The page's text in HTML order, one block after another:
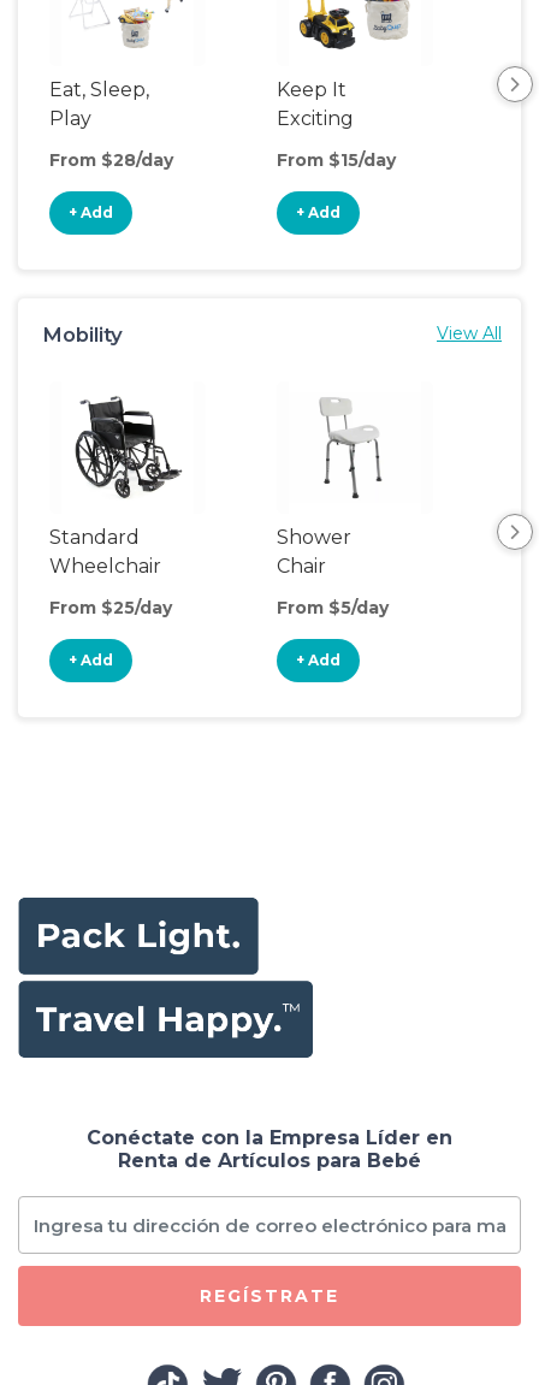
Eat, Sleep,
Play
From $28/day
+ Add
Keep It
Exciting
From $15/day
+ Add
Mobility View All
Standard
Wheelchair
From $25/day
+ Add
Shower
Chair
From $5/day
+ Add
Conéctate con la Empresa Líder en
Renta de Artículos para Bebé
REGÍSTRATE